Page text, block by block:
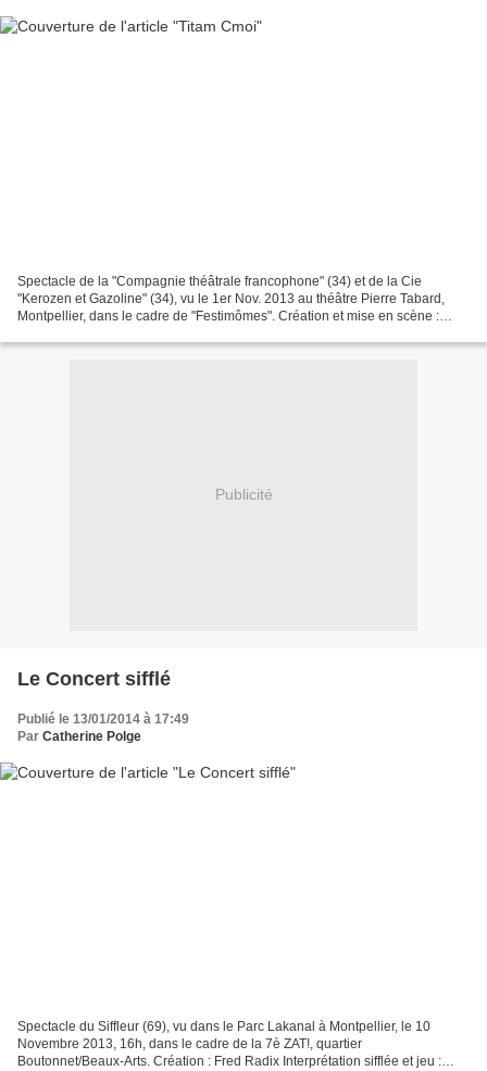
Spectacle de la "Compagnie théâtrale francophone" (34) et de la Cie
"Kerozen et Gazoline" (34), vu le 1er Nov. 2013 au théâtre Pierre Tabard,
Montpellier, dans le cadre de "Festimômes". Création et mise en scène :
Publicité
Le Concert sifflé
Publié le 13/01/2014 à 17:49
Par Catherine Polge
Spectacle du Siffleur (69), vu dans le Parc Lakanal à Montpellier, le 10
Novembre 2013, 16h, dans le cadre de la 7è ZAT!, quartier
Boutonnet/Beaux-Arts. Création : Fred Radix Interprétation sifflée et jeu :